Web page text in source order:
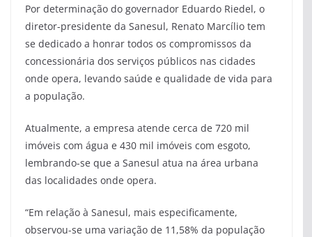
Por determinação do governador Eduardo Riedel, o
diretor-presidente da Sanesul, Renato Marcílio tem
se dedicado a honrar todos os compromissos da
concessionária dos serviços públicos nas cidades
onde opera, levando saúde e qualidade de vida para
a população.
Atualmente, a empresa atende cerca de 720 mil
imóveis com água e 430 mil imóveis com esgoto,
lembrando-se que a Sanesul atua na área urbana
das localidades onde opera.
“Em relação à Sanesul, mais especificamente,
observou-se uma variação de 11,58% da população